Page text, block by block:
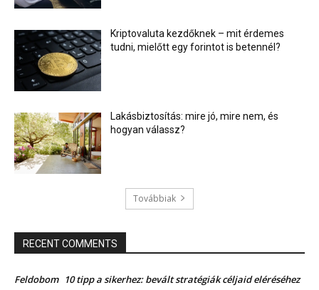
Kriptovaluta kezdőknek – mit érdemes
tudni, mielőtt egy forintot is betennél?
Lakásbiztosítás: mire jó, mire nem, és
hogyan válassz?
Továbbiak
RECENT COMMENTS
Feldobom
10 tipp a sikerhez: bevált stratégiák céljaid eléréséhez